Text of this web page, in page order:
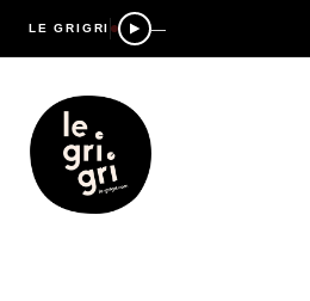
LE GRIGRI —